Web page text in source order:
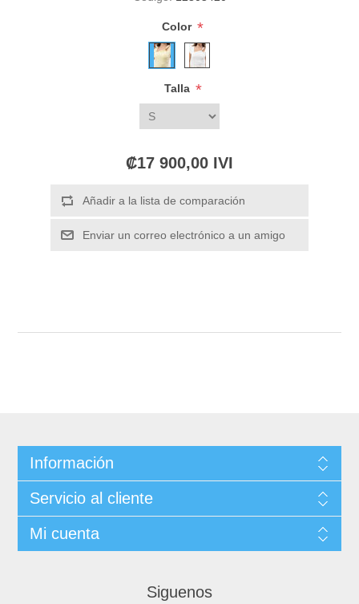
Color *
Talla *
₡17 900,00 IVI
Información
Servicio al cliente
Mi cuenta
Siguenos